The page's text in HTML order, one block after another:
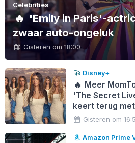
Celebrities
🔥 'Emily in Paris'-
zwaar auto-ongeluk
Gisteren om 18:00
Disney+
🔥 Meer
'The Secret
keert terug
Gisteren om
Amazon Prime